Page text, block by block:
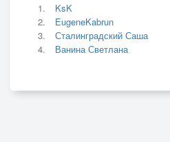
KsK
EugeneKabrun
Сталинградский Саша
Ванина Светлана